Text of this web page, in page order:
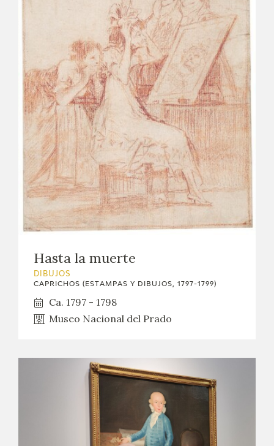
Hasta la muerte
DIBUJOS
CAPRICHOS (ESTAMPAS Y DIBUJOS, 1797-1799)
Ca. 1797 - 1798
Museo Nacional del Prado